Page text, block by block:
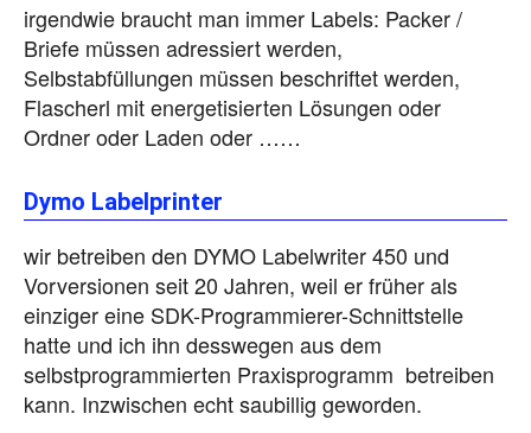
irgendwie braucht man immer Labels: Packer /
Briefe müssen adressiert werden,
Selbstabfüllungen müssen beschriftet werden,
Flascherl mit energetisierten Lösungen oder
Ordner oder Laden oder ……
Dymo Labelprinter
wir betreiben den DYMO Labelwriter 450 und
Vorversionen seit 20 Jahren, weil er früher als
einziger eine SDK-Programmierer-Schnittstelle
hatte und ich ihn desswegen aus dem
selbstprogrammierten Praxisprogramm betreiben
kann. Inzwischen echt saubillig geworden.